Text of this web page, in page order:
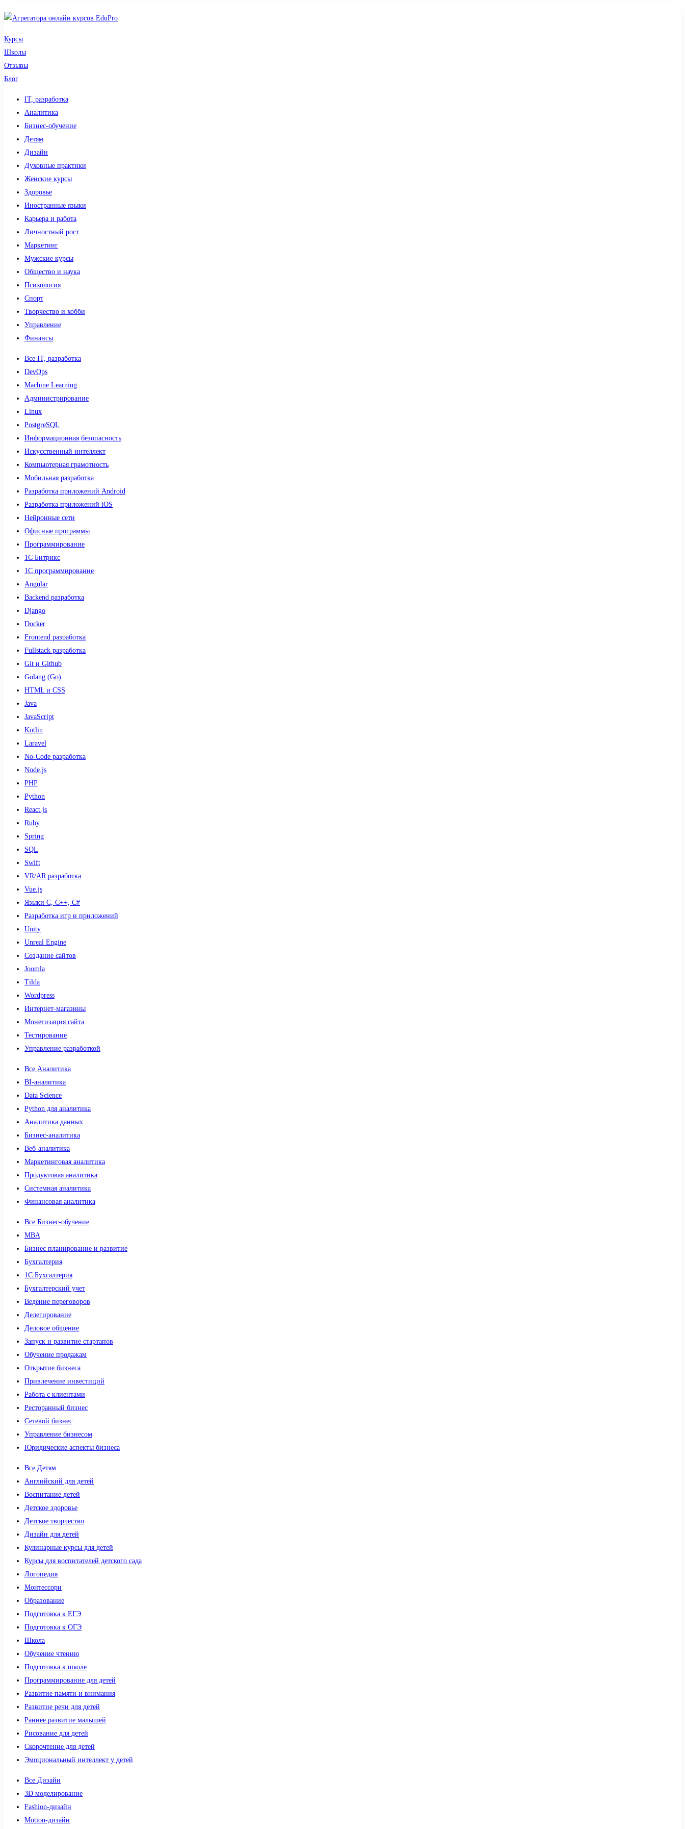
Курсы
Школы
Отзывы
Блог
IT, разработка
Аналитика
Бизнес-обучение
Детям
Дизайн
Духовные практики
Женские курсы
Здоровье
Иностранные языки
Карьера и работа
Личностный рост
Маркетинг
Мужские курсы
Общество и наука
Психология
Спорт
Творчество и хобби
Управление
Финансы
Все IT, разработка
DevOps
Machine Learning
Администрирование
Linux
PostgreSQL
Информационная безопасность
Искусственный интеллект
Компьютерная грамотность
Мобильная разработка
Разработка приложений Android
Разработка приложений iOS
Нейронные сети
Офисные программы
Программирование
1С Битрикс
1С программирование
Angular
Backend разработка
Django
Docker
Frontend разработка
Fullstack разработка
Git и Github
Golang (Go)
HTML и CSS
Java
JavaScript
Kotlin
Laravel
No-Code разработка
Node.js
PHP
Python
React.js
Ruby
Spring
SQL
Swift
VR/AR разработка
Vue.js
Языки С, С++, С#
Разработка игр и приложений
Unity
Unreal Engine
Создание сайтов
Joomla
Tilda
Wordpress
Интернет-магазины
Монетизация сайта
Тестирование
Управление разработкой
Все Аналитика
BI-аналитика
Data Science
Python для аналитика
Аналитика данных
Бизнес-аналитика
Веб-аналитика
Маркетинговая аналитика
Продуктовая аналитика
Системная аналитика
Финансовая аналитика
Все Бизнес-обучение
MBA
Бизнес планирование и развитие
Бухгалтерия
1C:Бухгалтерия
Бухгалтерский учет
Ведение переговоров
Делегирование
Деловое общение
Запуск и развитие стартапов
Обучение продажам
Открытие бизнеса
Привлечение инвестиций
Работа с клиентами
Ресторанный бизнес
Сетевой бизнес
Управление бизнесом
Юридические аспекты бизнеса
Все Детям
Английский для детей
Воспитание детей
Детское здоровье
Детское творчество
Дизайн для детей
Кулинарные курсы для детей
Курсы для воспитателей детского сада
Логопедия
Монтессори
Образование
Подготовка к ЕГЭ
Подготовка к ОГЭ
Школа
Обучение чтению
Подготовка к школе
Программирование для детей
Развитие памяти и внимания
Развитие речи для детей
Раннее развитие малышей
Рисование для детей
Скорочтение для детей
Эмоциональный интеллект у детей
Все Дизайн
3D моделирование
Fashion-дизайн
Motion-дизайн